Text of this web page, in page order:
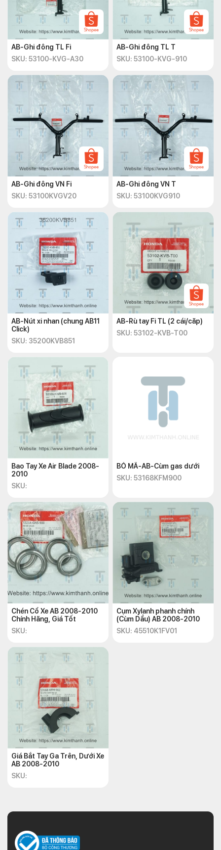
AB-Ghi đông TL Fi
SKU: 53100-KVG-A30
AB-Ghi đông TL T
SKU: 53100-KVG-910
AB-Ghi đông VN Fi
SKU: 53100KVGV20
AB-Ghi đông VN T
SKU: 53100KVG910
AB-Nút xi nhan (chung AB11
Click)
SKU: 35200KVB851
AB-Rù tay Fi TL (2 cái/căp)
SKU: 53102-KVB-T00
Bao Tay Xe Air Blade 2008-
2010
SKU:
BỎ MÃ-AB-Cùm gas dưới
SKU: 53168KFM900
Chén Cổ Xe AB 2008-2010
Chính Hãng, Giá Tốt
SKU:
Cụm Xylanh phanh chính
(Cùm Dầu) AB 2008-2010
SKU: 45510K1FV01
Giá Bắt Tay Ga Trên, Dưới Xe
AB 2008-2010
SKU: